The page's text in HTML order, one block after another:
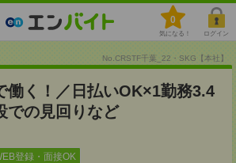
0
気になる！ ログイン
No.CRSTF千葉_22・SKG【本社】
働く！／日払いOK×1勤務3.4
での見回りなど
登録・面接OK